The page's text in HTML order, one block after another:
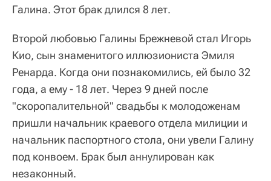
Галина. Этот брак длился 8 лет.
Второй любовью Галины Брежневой стал Игорь
Кио, сын знаменитого иллюзиониста Эмиля
Ренарда. Когда они познакомились, ей было 32
года, а ему - 18 лет. Через 9 дней после
"скоропалительной" свадьбы к молодоженам
пришли начальник краевого отдела милиции и
начальник паспортного стола, они увели Галину
под конвоем. Брак был аннулирован как
незаконный.